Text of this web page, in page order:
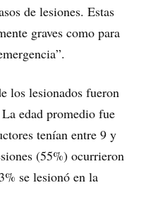
de lesiones. Estas
graves como para
los lesionados fueron
edad promedio fue
tenían entre 9 y
(55%) ocurrieron
se lesionó en la